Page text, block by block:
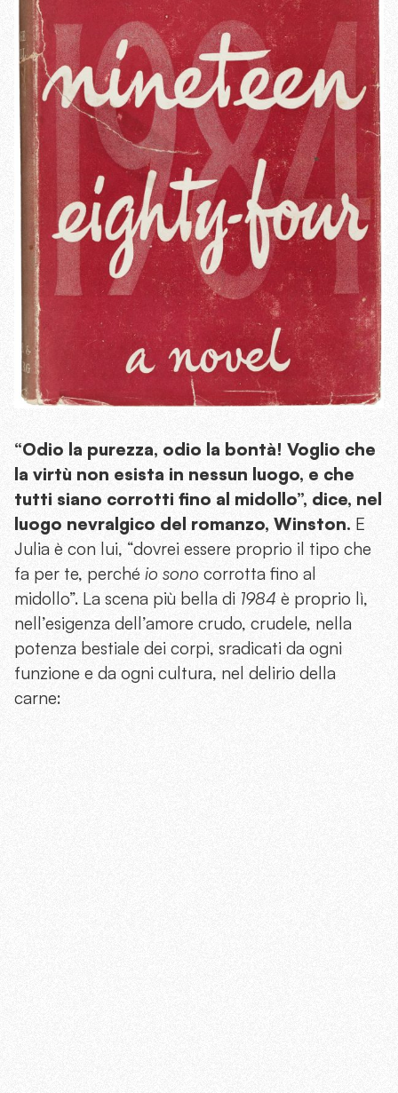
“Odio la purezza, odio la bontà! Voglio che
la virtù non esista in nessun luogo, e che
tutti siano corrotti fino al midollo”, dice, nel
luogo nevralgico del romanzo, Winston. E
Julia è con lui, “dovrei essere proprio il tipo che
fa per te, perché io sono corrotta fino al
midollo”. La scena più bella di 1984 è proprio lì,
nell’esigenza dell’amore crudo, crudele, nella
potenza bestiale dei corpi, sradicati da ogni
funzione e da ogni cultura, nel delirio della
carne: